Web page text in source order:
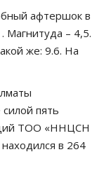
афтершок в
Магнитуда – 4,5.
же: 9.6. На
пять
ТОО «ННЦСН
в 264